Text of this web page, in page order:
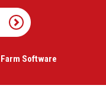
Farm Software